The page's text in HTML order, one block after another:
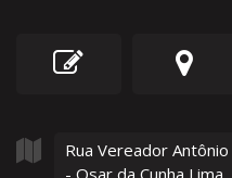
Rua Vereador